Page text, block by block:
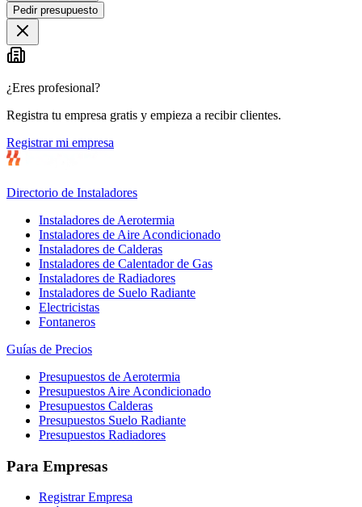
Pedir presupuesto
¿Eres profesional?
Registra tu empresa gratis y empieza a recibir clientes.
Registrar mi empresa
Directorio de Instaladores
Instaladores de Aerotermia
Instaladores de Aire Acondicionado
Instaladores de Calderas
Instaladores de Calentador de Gas
Instaladores de Radiadores
Instaladores de Suelo Radiante
Electricistas
Fontaneros
Guías de Precios
Presupuestos de Aerotermia
Presupuestos Aire Acondicionado
Presupuestos Calderas
Presupuestos Suelo Radiante
Presupuestos Radiadores
Para Empresas
Registrar Empresa